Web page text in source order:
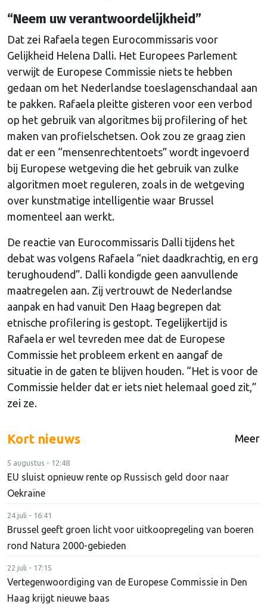
“Neem uw verantwoordelijkheid”
Dat zei Rafaela tegen Eurocommissaris voor
Gelijkheid Helena Dalli. Het Europees Parlement
verwijt de Europese Commissie niets te hebben
gedaan om het Nederlandse toeslagenschandaal aan
te pakken. Rafaela pleitte gisteren voor een verbod
op het gebruik van algoritmes bij profilering of het
maken van profielschetsen. Ook zou ze graag zien
dat er een “mensenrechtentoets” wordt ingevoerd
bij Europese wetgeving die het gebruik van zulke
algoritmen moet reguleren, zoals in de wetgeving
over kunstmatige intelligentie waar Brussel
momenteel aan werkt.
De reactie van Eurocommissaris Dalli tijdens het
debat was volgens Rafaela “niet daadkrachtig, en erg
terughoudend”. Dalli kondigde geen aanvullende
maatregelen aan. Zij vertrouwt de Nederlandse
aanpak en had vanuit Den Haag begrepen dat
etnische profilering is gestopt. Tegelijkertijd is
Rafaela er wel tevreden mee dat de Europese
Commissie het probleem erkent en aangaf de
situatie in de gaten te blijven houden. “Het is voor de
Commissie helder dat er iets niet helemaal goed zit,”
zei ze.
Kort nieuws Meer
5 augustus - 12:48
EU sluist opnieuw rente op Russisch geld door naar
Oekraïne
24 juli - 16:41
Brussel geeft groen licht voor uitkoopregeling van boeren
rond Natura 2000-gebieden
22 juli - 17:15
Vertegenwoordiging van de Europese Commissie in Den
Haag krijgt nieuwe baas